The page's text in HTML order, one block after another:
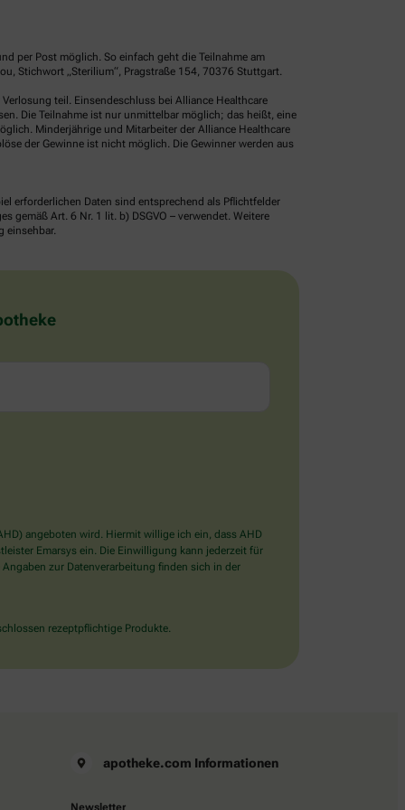
per Post möglich. So einfach geht die Teilnahme am
Stichwort „Sterilium“, Pragstraße 154, 70376 Stuttgart.
teil. Einsendeschluss bei Alliance Healthcare
Die Teilnahme ist nur unmittelbar möglich; das heißt, eine
Minderjährige und Mitarbeiter der Alliance Healthcare
der Gewinne ist nicht möglich. Die Gewinner werden aus
erforderlichen Daten sind entsprechend als Pflichtfelder
gemäß Art. 6 Nr. 1 lit. b) DSGVO – verwendet. Weitere
einsehbar.
angeboten wird. Hiermit willige ich ein, dass AHD
Emarsys ein. Die Einwilligung kann jederzeit für
zur Datenverarbeitung finden sich in der
rezeptpflichtige Produkte.
apotheke.com Informationen
Newsletter